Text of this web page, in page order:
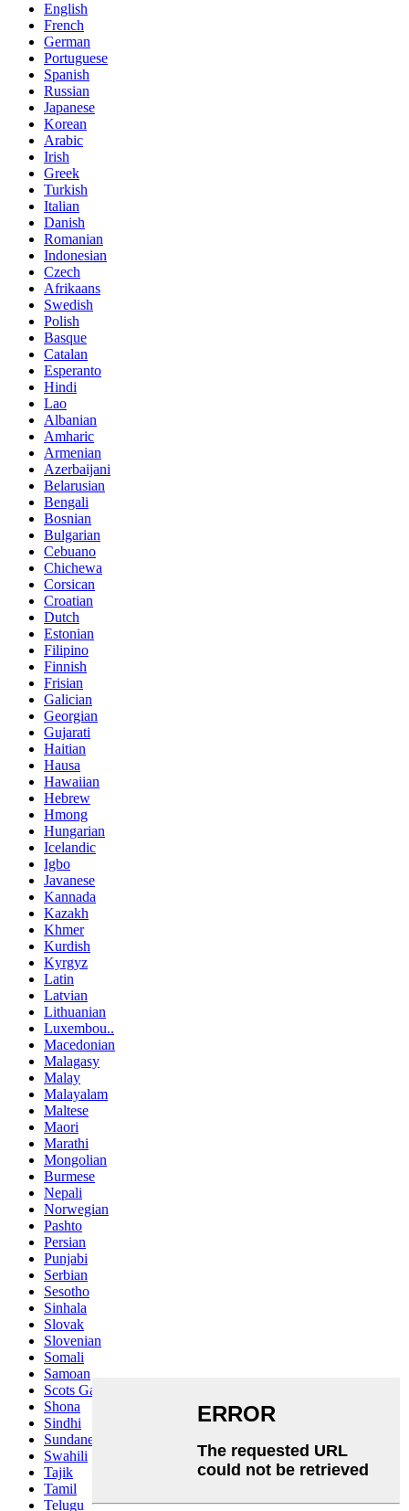
English
French
German
Portuguese
Spanish
Russian
Japanese
Korean
Arabic
Irish
Greek
Turkish
Italian
Danish
Romanian
Indonesian
Czech
Afrikaans
Swedish
Polish
Basque
Catalan
Esperanto
Hindi
Lao
Albanian
Amharic
Armenian
Azerbaijani
Belarusian
Bengali
Bosnian
Bulgarian
Cebuano
Chichewa
Corsican
Croatian
Dutch
Estonian
Filipino
Finnish
Frisian
Galician
Georgian
Gujarati
Haitian
Hausa
Hawaiian
Hebrew
Hmong
Hungarian
Icelandic
Igbo
Javanese
Kannada
Kazakh
Khmer
Kurdish
Kyrgyz
Latin
Latvian
Lithuanian
Luxembou..
Macedonian
Malagasy
Malay
Malayalam
Maltese
Maori
Marathi
Mongolian
Burmese
Nepali
Norwegian
Pashto
Persian
Punjabi
Serbian
Sesotho
Sinhala
Slovak
Slovenian
Somali
Samoan
Scots Gaelic
Shona
Sindhi
Sundanese
Swahili
Tajik
Tamil
Telugu